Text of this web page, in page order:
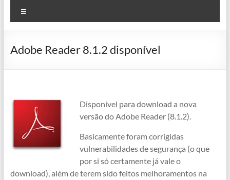
Adobe Reader 8.1.2 disponível
Disponível para download a nova
versão do Adobe Reader (8.1.2).
Basicamente foram corrigidas
vulnerabilidades de segurança (o que
por si só certamente já vale o
download), além de terem sido feitos melhoramentos na